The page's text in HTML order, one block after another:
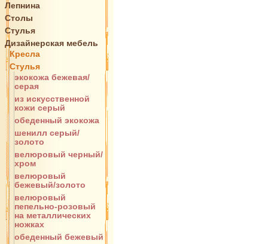
Лепнина
Столы
Стулья
Дизайнерская мебель
Кресла
Стулья
экокожа бежевая/
серая
из искусственной
кожи серый
обеденный экокожа
шенилл серый/
золото
велюровый черный/
хром
велюровый
бежевый/золото
велюровый
пепельно-розовый
на металлических
ножках
обеденный бежевый